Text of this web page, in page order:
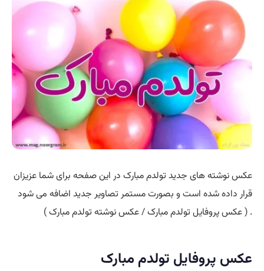
عکس نوشته های جدید تولدم مبارک در این صفحه برای شما عزیزان
قرار داده شده است و بصورت مستمر تصاویر جدید اضافه می شود
. ( عکس پروفایل تولدم مبارک / عکس نوشته تولدم مبارک )
عکس پروفایل تولدم مبارک